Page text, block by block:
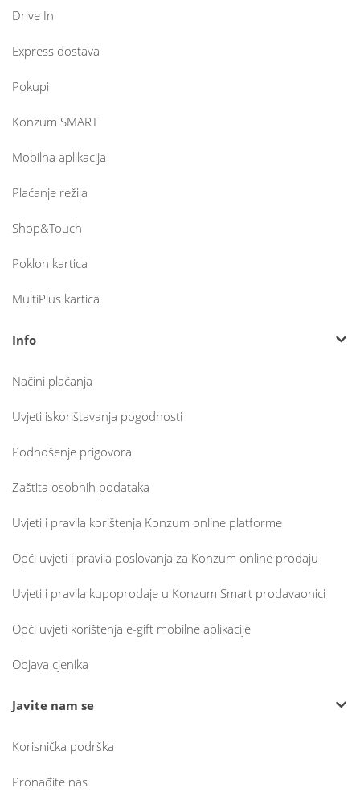
Drive In
Express dostava
Pokupi
Konzum SMART
Mobilna aplikacija
Plaćanje režija
Shop&Touch
Poklon kartica
MultiPlus kartica
Info
Načini plaćanja
Uvjeti iskorištavanja pogodnosti
Podnošenje prigovora
Zaštita osobnih podataka
Uvjeti i pravila korištenja Konzum online platforme
Opći uvjeti i pravila poslovanja za Konzum online prodaju
Uvjeti i pravila kupoprodaje u Konzum Smart prodavaonici
Opći uvjeti korištenja e-gift mobilne aplikacije
Objava cjenika
Javite nam se
Korisnička podrška
Pronađite nas